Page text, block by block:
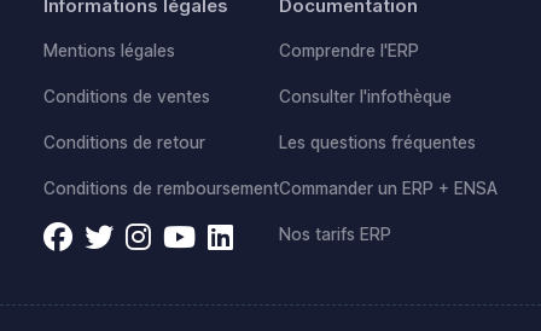
Informations légales
Mentions légales
Conditions de ventes
Conditions de retour
Conditions de remboursement
Documentation
Comprendre l'ERP
Consulter l'infothèque
Les questions fréquentes
Commander un ERP + ENSA
Nos tarifs ERP